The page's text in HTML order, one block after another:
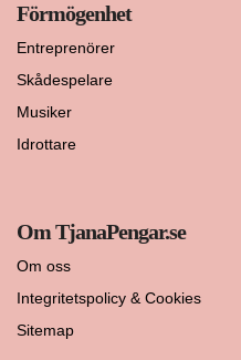
Förmögenhet
Entreprenörer
Skådespelare
Musiker
Idrottare
Om TjanaPengar.se
Om oss
Integritetspolicy & Cookies
Sitemap